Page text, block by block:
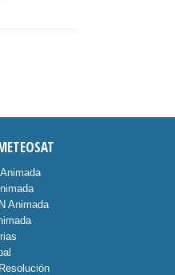
Animada